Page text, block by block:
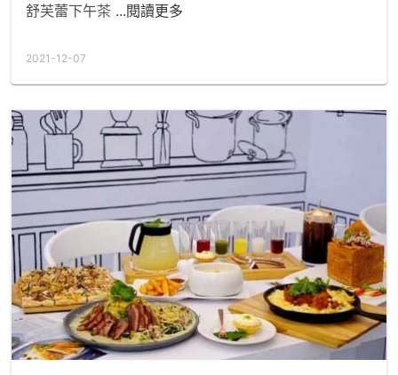
舒芙蕾下午茶 ...閱讀更多
2021-12-07